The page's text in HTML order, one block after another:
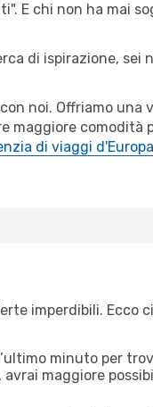
E chi non ha mai
di ispirazione, sei
noi. Offriamo una
comodità
di viaggi d'Europa
imperdibili.
minuto per
maggiore